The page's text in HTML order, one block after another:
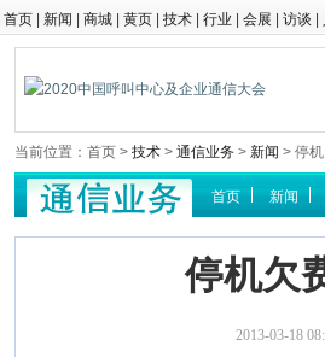
首页 新闻 商城 黄页 技术 行业 会展 访谈
当前位置：首页 > 技术 > 通信业务 > 新闻 > 停
首页 新闻
停机欠
2013-03-18